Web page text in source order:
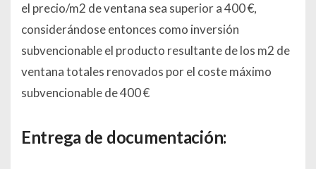
el precio/m2 de ventana sea superior a 400 €,
considerándose entonces como inversión
subvencionable el producto resultante de los m2 de
ventana totales renovados por el coste máximo
subvencionable de 400 €
Entrega de documentación: